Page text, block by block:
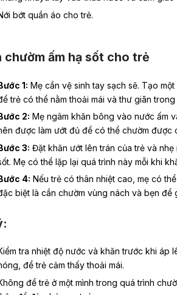
bớt quần áo cho trẻ.
chườm ấm hạ sốt cho trẻ
1: Mẹ cần vệ sinh tay sạch sẽ. Tạo
trẻ có thể nằm thoải mái và thư giãn
2: Mẹ ngâm khăn bông vào nước ấm
được làm ướt đủ để có thể chườm được
3: Đặt khăn ướt lên trán của trẻ và
Mẹ có thể lặp lại quá trình này mỗi khi
4: Nếu trẻ có thân nhiệt cao, mẹ có
biệt là cần chườm vùng nách và bẹn để
tra nhiệt độ nước và khăn trước khi áp
để trẻ cảm thấy thoải mái.
để trẻ ở một mình trong quá trình